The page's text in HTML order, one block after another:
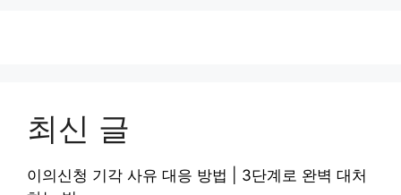
최신 글
이의신청 기각 사유 대응 방법 | 3단계로 완벽 대처